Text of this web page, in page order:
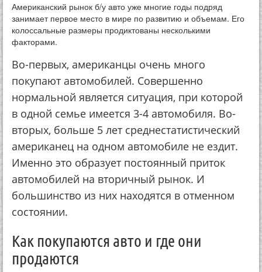
Американский рынок б/у авто уже многие годы подряд
занимает первое место в мире по развитию и объемам. Его
колоссальные размеры продиктованы несколькими
факторами.
Во-первых, американцы очень много
покупают автомобилей. Совершенно
нормальной является ситуация, при которой
в одной семье имеется 3-4 автомобиля. Во-
вторых, больше 5 лет среднестатистический
американец на одном автомобиле не ездит.
Именно это образует постоянный приток
автомобилей на вторичный рынок. И
большинство из них находятся в отменном
состоянии.
Как покупаются авто и где они
продаются